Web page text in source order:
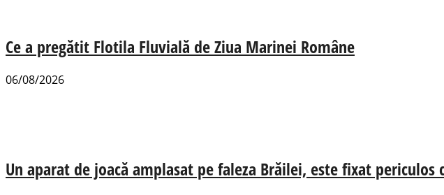
Ce a pregătit Flotila Fluvială de Ziua Marinei Române
06/08/2026
Un aparat de joacă amplasat pe faleza Brăilei, este fixat